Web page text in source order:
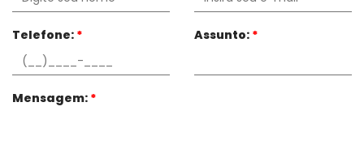
Telefone: * Assunto: *
Mensagem: *